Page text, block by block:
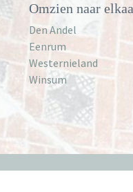
Omzien naar
Den Andel
Eenrum
Westernieland
Winsum